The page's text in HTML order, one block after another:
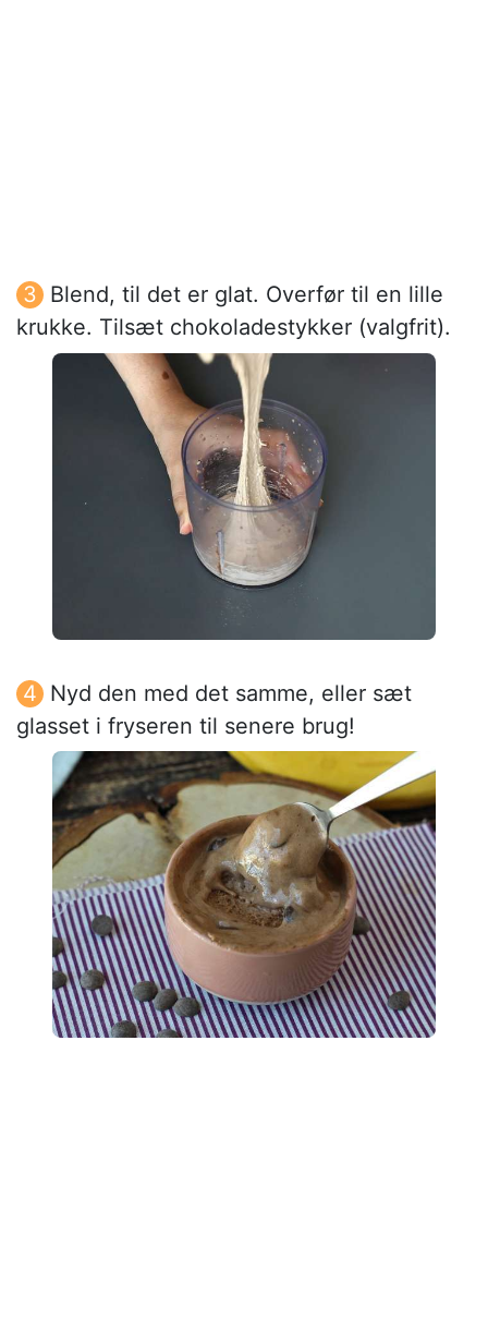
Blend, til det er glat. Overfør til en lille
krukke. Tilsæt chokoladestykker (valgfrit).
Nyd den med det samme, eller sæt
glasset i fryseren til senere brug!